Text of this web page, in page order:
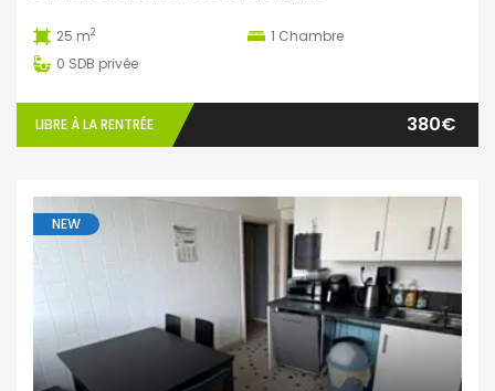
25 m2 1 Chambre
0 SDB privée
LIBRE À LA RENTRÉE 380€
NEW